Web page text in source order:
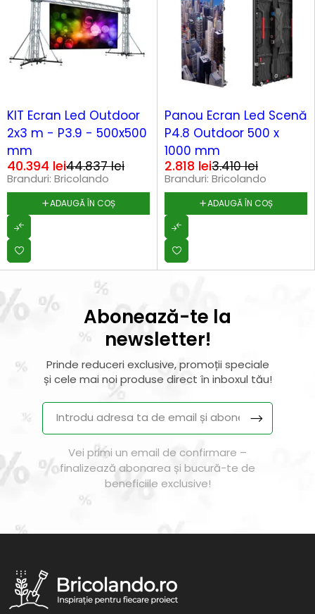
KIT Ecran Led Outdoor
2x3 m - P3.9 - 500x500
mm
44.837lei
40.394 lei
Branduri: Bricolando
ADAUGĂ ÎN COȘ
Panou Ecran Led Scenă
P4.8 Outdoor 500 x
1000 mm
3.410lei
2.818 lei
Branduri: Bricolando
ADAUGĂ ÎN COȘ
Abonează-te la
newsletter!
Prinde reduceri exclusive, promoții speciale
și cele mai noi produse direct în inboxul tău!
Vei primi un email de confirmare –
finalizează abonarea și bucură-te de
beneficiile exclusive!